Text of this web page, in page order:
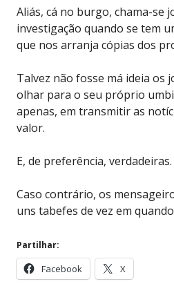
Aliás, cá no burgo, chama-se
investigação quando se tem
que nos arranja cópias dos
Talvez não fosse má ideia os
olhar para o seu próprio
apenas, em transmitir as
valor.
E, de preferência, verdadeiras.
Caso contrário, os
uns tabefes de vez em
Partilhar:
Facebook X